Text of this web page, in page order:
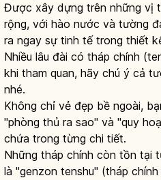
Được xây dựng trên những vị
rộng, với hào nước và tường
ra ngay sự tinh tế trong thiết
Nhiều lâu đài có tháp chính
khi tham quan, hãy chú ý cả
nhé.
Không chỉ vẻ đẹp bề ngoài,
"phòng thủ ra sao" và "quy
chứa trong từng chi tiết.
Những tháp chính còn tồn tại
là "genzon tenshu" (tháp